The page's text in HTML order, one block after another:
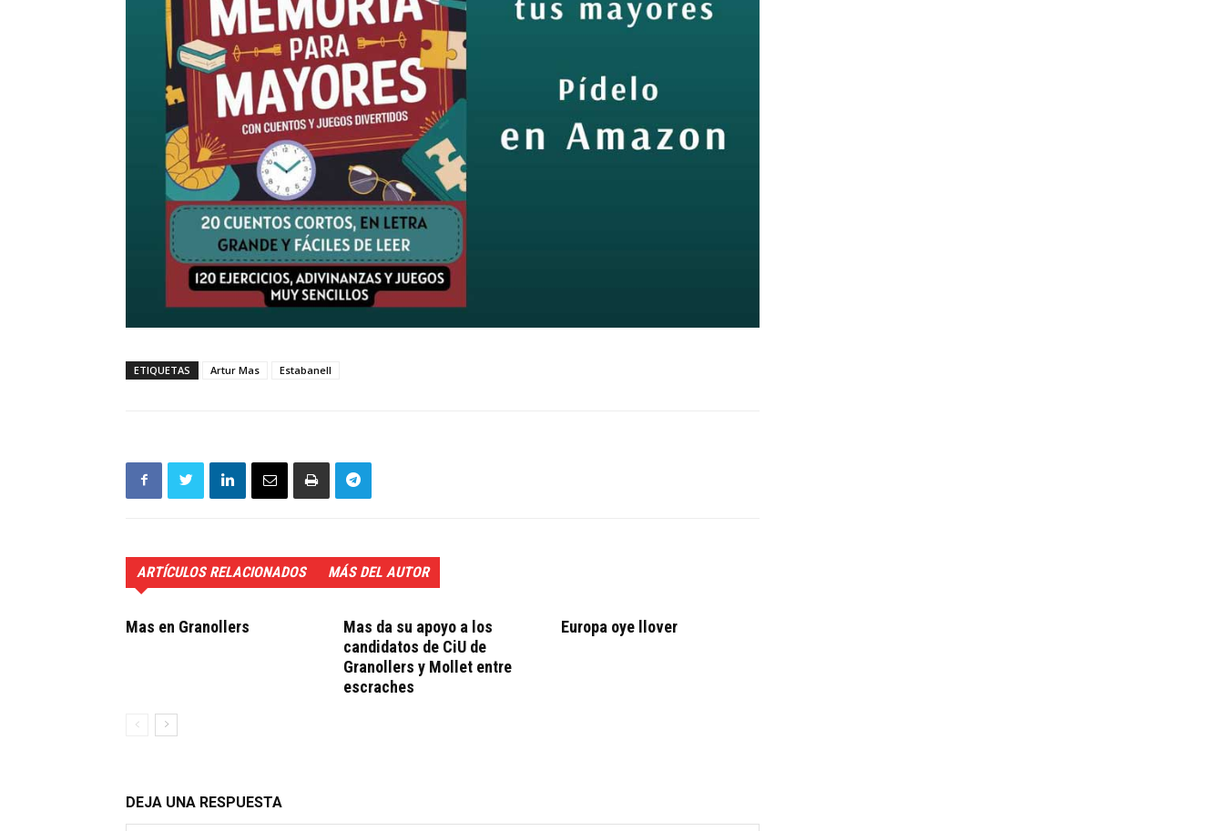
ETIQUETAS Artur Mas Estabanell
ARTÍCULOS RELACIONADOS MÁS DEL AUTOR
Mas en Granollers
Mas da su apoyo a los
candidatos de CiU de
Granollers y Mollet entre
escraches
Europa oye llover
DEJA UNA RESPUESTA